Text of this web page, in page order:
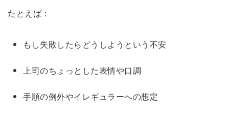
たとえば：
もし失敗したらどうしようという不安
上司のちょっとした表情や口調
手順の例外やイレギュラーへの想定